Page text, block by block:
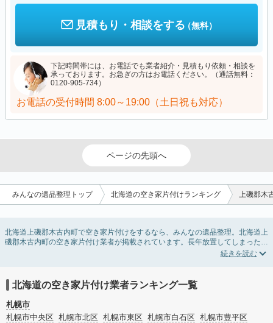
見積もり・相談をする（無料）
下記時間帯には、お電話でも業者紹介・見積もり依頼・相談を
承っております。お急ぎの方はお電話ください。（通話無料：
0120-905-734）
お電話の受付時間 8:00～19:00（土日祝も対応）
ページの先頭へ
みんなの遺品整理トップ 北海道の空き家片付けランキング 上磯郡木
北海道上磯郡木古内町で空き家片付けをするなら、みんなの遺品整理。北海道上
磯郡木古内町の空き家片付け業者が掲載されています。長年放置してしまった実
家の片付けや、相続したが住む予定のない親の家の不用品の処分・回収・引き取
絞り込み条件を利用し検索してみましょう。
また家一軒まるごとの掃除方法・空家対策特別措置法の法改正に伴う空き家の片
付けについての情報も豊富です。
北海道の空き家片付け業者ランキング一覧
札幌市
札幌市中央区 札幌市北区 札幌市東区 札幌市白石区 札幌市豊平区